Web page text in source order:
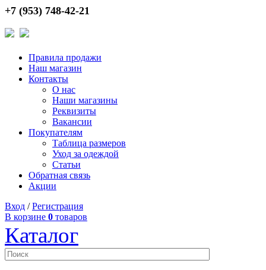
+7 (953) 748-42-21
Правила продажи
Наш магазин
Контакты
О нас
Наши магазины
Реквизиты
Вакансии
Покупателям
Таблица размеров
Уход за одеждой
Статьи
Обратная связь
Акции
Вход /Регистрация
В корзине 0 товаров
Каталог